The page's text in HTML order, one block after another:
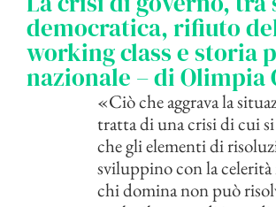
democratica, rifiuto
working class e storia
nazionale – di Olimpia
«Ciò che aggrava la
tratta di una crisi di cui
che gli elementi di
sviluppino con la celerità
chi domina non può